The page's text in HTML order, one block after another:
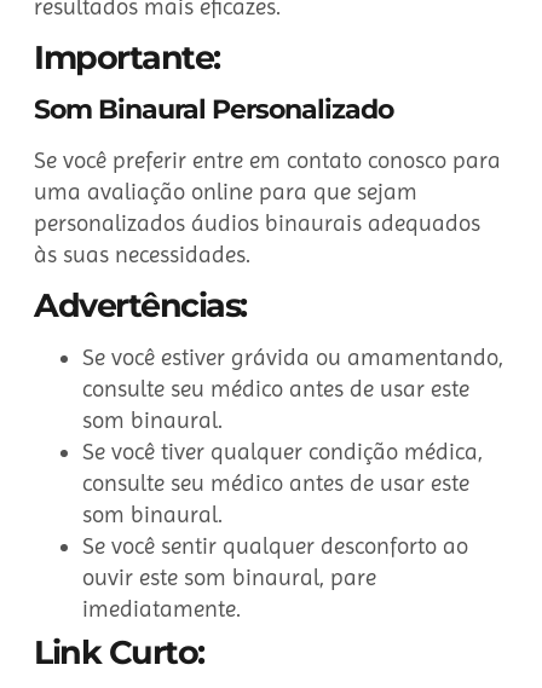
resultados mais eficazes.
Importante:
Som Binaural Personalizado
Se você preferir entre em contato conosco para
uma avaliação online para que sejam
personalizados áudios binaurais adequados
às suas necessidades.
Advertências:
Se você estiver grávida ou amamentando,
consulte seu médico antes de usar este
som binaural.
Se você tiver qualquer condição médica,
consulte seu médico antes de usar este
som binaural.
Se você sentir qualquer desconforto ao
ouvir este som binaural, pare
imediatamente.
Link Curto: